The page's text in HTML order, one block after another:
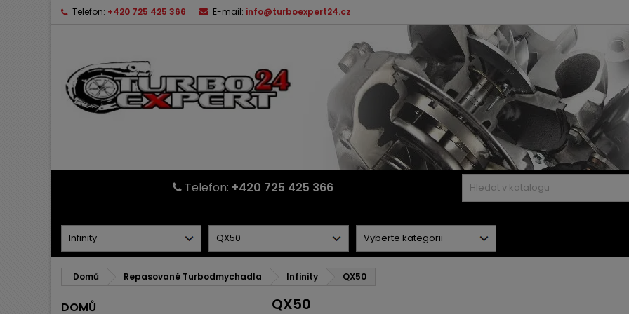
Telefon: +420 725 425 366 E-mail: info@turboexpert24.cz
Telefon: +420 725 425 366
Domů Repasované Turbodmychadla Infinity QX50
DOMŮ QX50